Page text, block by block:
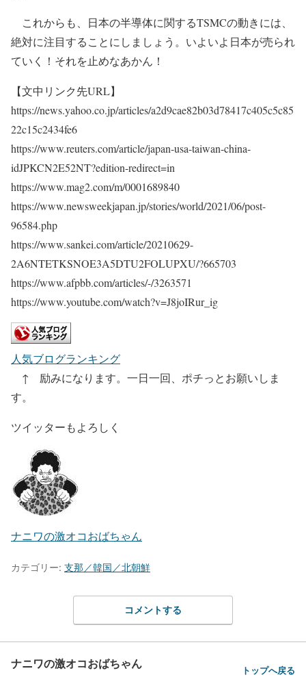
これからも、日本の半導体に関するTSMCの動きには、
絶対に注目することにしましょう。いよいよ日本が売られ
ていく！それを止めなあかん！
【文中リンク先URL】
https://news.yahoo.co.jp/articles/a2d9cae82b03d78417c405c5c85
22c15c2434fe6
https://www.reuters.com/article/japan-usa-taiwan-china-
idJPKCN2E52NT?edition-redirect=in
https://www.mag2.com/m/0001689840
https://www.newsweekjapan.jp/stories/world/2021/06/post-
96584.php
https://www.sankei.com/article/20210629-
2A6NTETKSNOE3A5DTU2FOLUPXU/?665703
https://www.afpbb.com/articles/-/3263571
https://www.youtube.com/watch?v=J8joIRur_ig
人気ブログランキング
↑ 励みになります。一日一回、ポチっとお願いしま
す。
ツイッターもよろしく
ナニワの激オコおばちゃん
カテゴリー: 支那／韓国／北朝鮮
コメントする
ナニワの激オコおばちゃん トップへ戻る